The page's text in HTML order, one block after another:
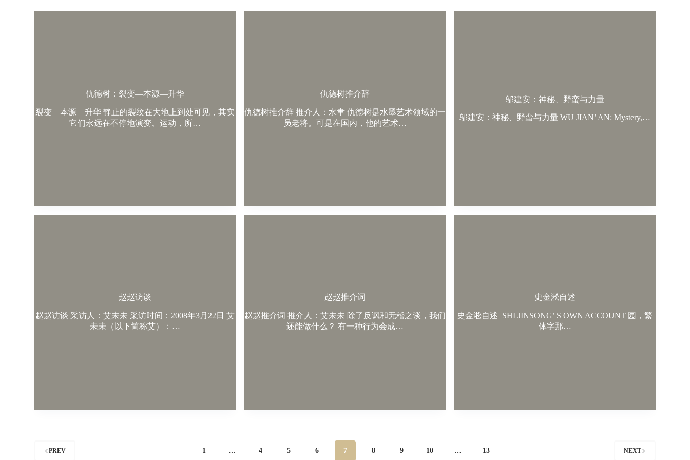
仇德树：裂变—本源—升华
裂变—本源—升华 静止的裂纹在大地上到处可见，其实
它们永远在不停地演变、运动，所…
仇德树推介辞
仇德树推介辞 推介人：水聿 仇德树是水墨艺术领域的一
员老将。可是在国内，他的艺术…
邬建安：神秘、野蛮与力量
邬建安：神秘、野蛮与力量 WU JIAN’ AN: Mystery,…
赵赵访谈
赵赵访谈 采访人：艾未未 采访时间：2008年3月22日 艾
未未（以下简称艾）：…
赵赵推介词
赵赵推介词 推介人：艾未未 除了反讽和无稽之谈，我们
还能做什么？ 有一种行为会成…
史金淞自述
史金淞自述 SHI JINSONG’ S OWN ACCOUNT 园，繁
体字那…
PREV 1 … 4 5 6 7 8 9 10 … 13 NEXT